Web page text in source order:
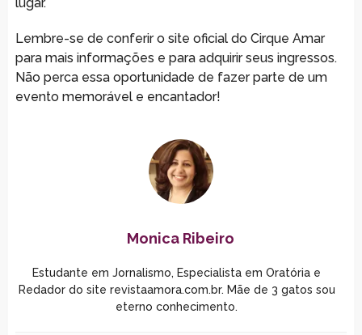
Lembre-se de conferir o site oficial do Cirque Amar
para mais informações e para adquirir seus ingressos.
Não perca essa oportunidade de fazer parte de um
evento memorável e encantador!
Monica Ribeiro
Estudante em Jornalismo, Especialista em Oratória e
Redador do site revistaamora.com.br. Mãe de 3 gatos sou
eterno conhecimento.